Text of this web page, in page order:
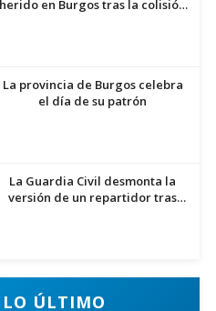
herido en Burgos tras la colisión
La provincia de Burgos celebra
el día de su patrón
La Guardia Civil desmonta la
versión de un repartidor tras
LO ÚLTIMO